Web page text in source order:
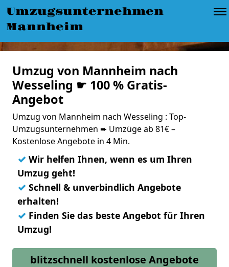
Umzugsunternehmen
Mannheim
Umzug von Mannheim nach
Wesseling ☛ 100 % Gratis-
Angebot
Umzug von Mannheim nach Wesseling : Top-
Umzugsunternehmen ➨ Umzüge ab 81€ –
Kostenlose Angebote in 4 Min.
✓ Wir helfen Ihnen, wenn es um Ihren
Umzug geht!
✓ Schnell & unverbindlich Angebote
erhalten!
✓ Finden Sie das beste Angebot für Ihren
Umzug!
blitzschnell kostenlose Angebote